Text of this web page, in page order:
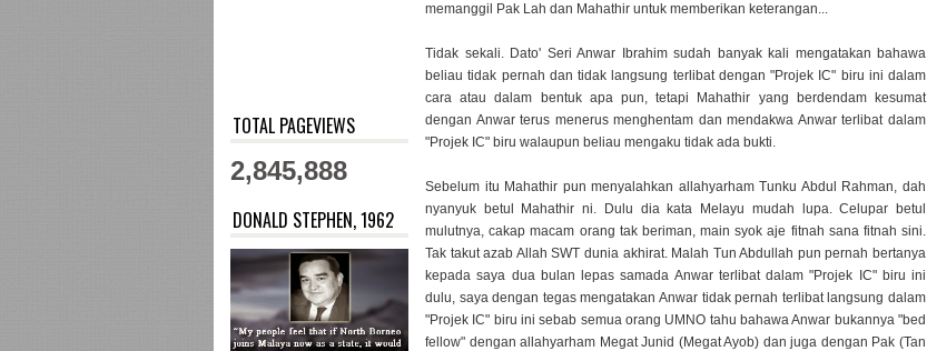
TOTAL PAGEVIEWS
2,845,888
DONALD STEPHEN, 1962
memanggil Pak Lah dan Mahathir untuk memberikan keterangan...
Tidak sekali. Dato' Seri Anwar Ibrahim sudah banyak kali mengatakan bahawa
beliau tidak pernah dan tidak langsung terlibat dengan "Projek IC" biru ini dalam
cara atau dalam bentuk apa pun, tetapi Mahathir yang berdendam kesumat
dengan Anwar terus menerus menghentam dan mendakwa Anwar terlibat dalam
"Projek IC" biru walaupun beliau mengaku tidak ada bukti.
Sebelum itu Mahathir pun menyalahkan allahyarham Tunku Abdul Rahman, dah
nyanyuk betul Mahathir ni. Dulu dia kata Melayu mudah lupa. Celupar betul
mulutnya, cakap macam orang tak beriman, main syok aje fitnah sana fitnah sini.
Tak takut azab Allah SWT dunia akhirat. Malah Tun Abdullah pun pernah bertanya
kepada saya dua bulan lepas samada Anwar terlibat dalam "Projek IC" biru ini
dulu, saya dengan tegas mengatakan Anwar tidak pernah terlibat langsung dalam
"Projek IC" biru ini sebab semua orang UMNO tahu bahawa Anwar bukannya "bed
fellow" dengan allahyarham Megat Junid (Megat Ayob) dan juga dengan Pak (Tan